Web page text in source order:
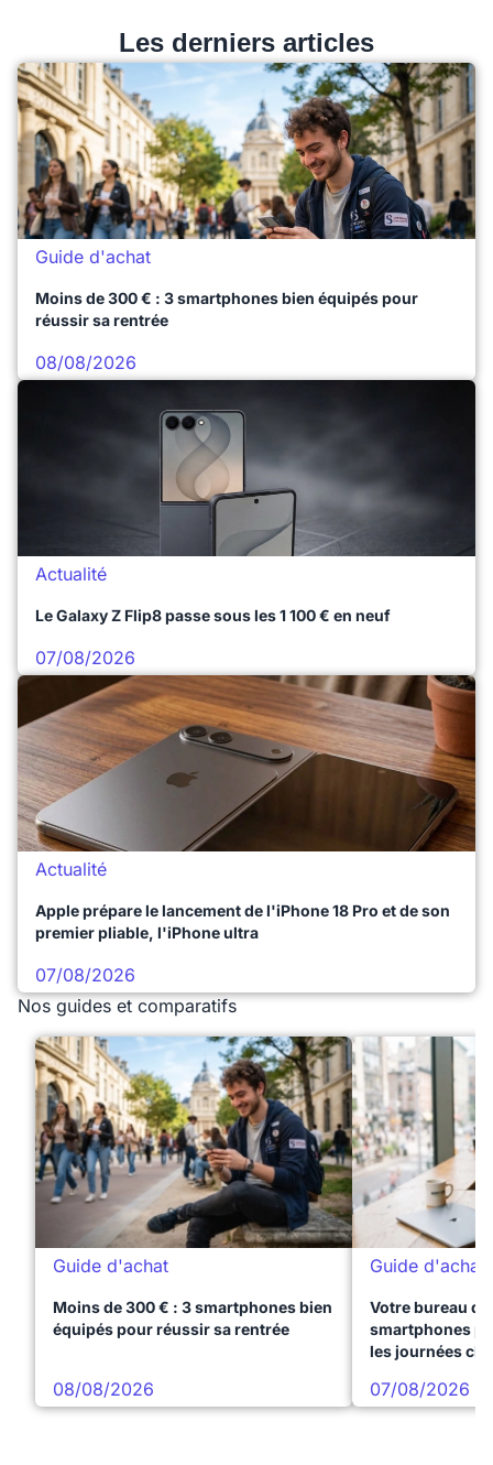
Les derniers articles
Guide d'achat
Moins de 300 € : 3 smartphones bien équipés pour
réussir sa rentrée
08/08/2026
Actualité
Le Galaxy Z Flip8 passe sous les 1 100 € en neuf
07/08/2026
Actualité
Apple prépare le lancement de l'iPhone 18 Pro et de son
premier pliable, l'iPhone ultra
07/08/2026
Nos guides et comparatifs
Guide d'achat
Moins de 300 € : 3 smartphones bien
équipés pour réussir sa rentrée
08/08/2026
Guide d'achat
Votre bureau
smartphones
les journées
07/08/2026